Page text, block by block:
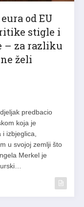
od EU
stigle i
– za razliku
želi
predbacio
koja je
izbjeglica,
u svojoj zemlji što
Merkel je